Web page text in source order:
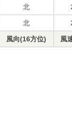
北
北
風向(16方位) 風